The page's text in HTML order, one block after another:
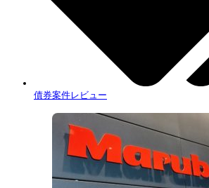
債券案件レビュー